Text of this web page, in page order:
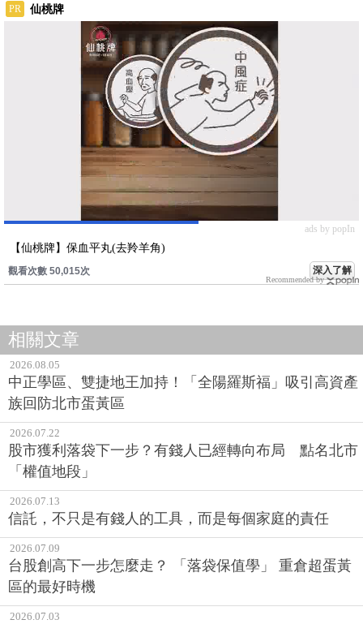
PR 仙桃牌
ads by popIn
【仙桃牌】保血平丸(去羚羊角)
觀看次數 50,015次 深入了解
Recommended by
相關文章
2026.08.05
中正學區、雙捷地王加持！「全陽羅斯福」吸引高資產
族回防北市蛋黃區
2026.07.22
股市獲利落袋下一步？有錢人已經轉向布局 點名北市
「權值地段」
2026.07.13
信託，不只是有錢人的工具，而是每個家庭的責任
2026.07.09
台股創高下一步怎麼走？ 「落袋保值學」 重倉超蛋黃
區的最好時機
2026.07.03